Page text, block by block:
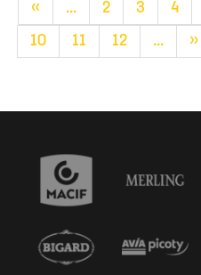
« ... 2 3 4
10 11 12 ... »